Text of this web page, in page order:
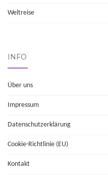
Weltreise
INFO
Über uns
Impressum
Datenschutz­erklärung
Cookie-Richtlinie (EU)
Kontakt